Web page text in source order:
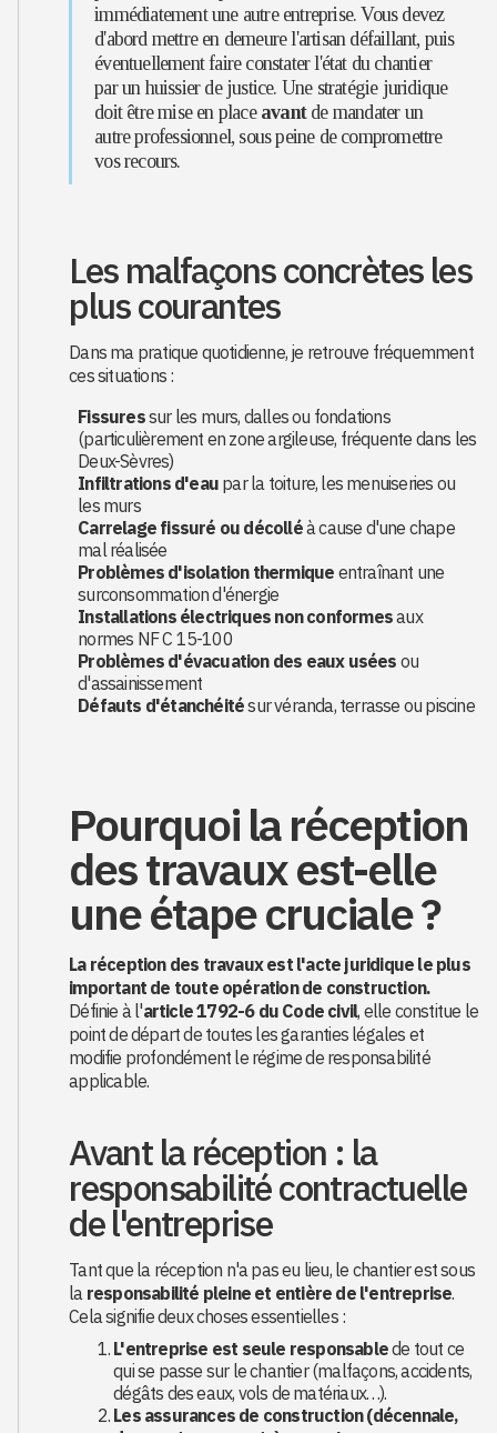
immédiatement une autre entreprise. Vous devez
d'abord mettre en demeure l'artisan défaillant, puis
éventuellement faire constater l'état du chantier
par un huissier de justice. Une stratégie juridique
doit être mise en place avantde mandater un
autre professionnel, sous peine de compromettre
vos recours.
Les malfaçons concrètes les
plus courantes
Dans ma pratique quotidienne, je retrouve fréquemment
ces situations :
Fissuressur les murs, dalles ou fondations
(particulièrement en zone argileuse, fréquente dans les
Deux-Sèvres)
Infiltrations d'eau par la toiture, les menuiseries ou
les murs
Carrelage fissuré ou décolléà cause d'une chape
mal réalisée
Problèmes d'isolation thermique entraînant une
surconsommation d'énergie
Installations électriques non conformesaux
normes NF C 15-100
Problèmes d'évacuation des eaux usées ou
d'assainissement
Défauts d'étanchéitésur véranda, terrasse ou piscine
Pourquoi la réception
des travaux est-elle
une étape cruciale ?
La réception des travaux est l'acte juridique le plus
important de toute opération de construction.
Définie à l'article 1792-6 du Code civil, elle constitue le
point de départ de toutes les garanties légales et
modifie profondément le régime de responsabilité
applicable.
Avant la réception : la
responsabilité contractuelle
de l'entreprise
Tant que la réception n'a pas eu lieu, le chantier est sous
la responsabilité pleine et entière de l'entreprise.
Cela signifie deux choses essentielles :
L'entreprise est seule responsablede tout ce
qui se passe sur le chantier (malfaçons, accidents,
dégâts des eaux, vols de matériaux…).
Les assurances de construction (décennale,